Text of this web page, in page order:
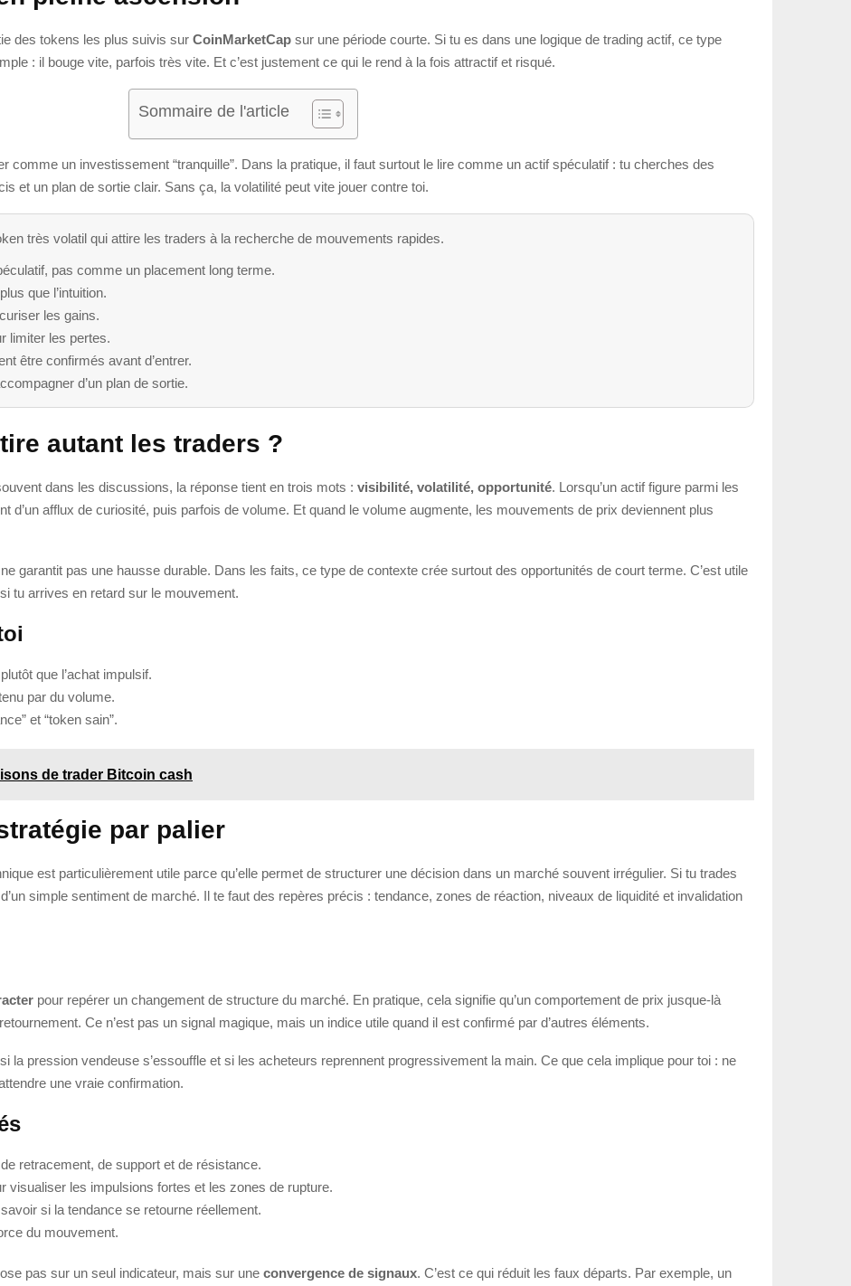
des tokens les plus suivis sur CoinMarketCap sur une période courte. Si tu es dans une logique de trading actif, ce type
: il bouge vite, parfois très vite. Et c’est justement ce qui le rend à la fois attractif et risqué.
Sommaire de l'article
comme un investissement “tranquille”. Dans la pratique, il faut surtout le lire comme un actif spéculatif : tu cherches des
et un plan de sortie clair. Sans ça, la volatilité peut vite jouer contre toi.
très volatil qui attire les traders à la recherche de mouvements rapides.
pas comme un placement long terme.
que l’intuition.
les gains.
limiter les pertes.
être confirmés avant d’entrer.
d’un plan de sortie.
autant les traders ?
dans les discussions, la réponse tient en trois mots : visibilité, volatilité, opportunité. Lorsqu’un actif figure parmi les
d’un afflux de curiosité, puis parfois de volume. Et quand le volume augmente, les mouvements de prix deviennent plus
garantit pas une hausse durable. Dans les faits, ce type de contexte crée surtout des opportunités de court terme. C’est utile
tu arrives en retard sur le mouvement.
que l’achat impulsif.
par du volume.
et “token sain”.
de trader Bitcoin cash
par palier
est particulièrement utile parce qu’elle permet de structurer une décision dans un marché souvent irrégulier. Si tu trades
simple sentiment de marché. Il te faut des repères précis : tendance, zones de réaction, niveaux de liquidité et invalidation
pour repérer un changement de structure du marché. En pratique, cela signifie qu’un comportement de prix jusque-là
Ce n’est pas un signal magique, mais un indice utile quand il est confirmé par d’autres éléments.
la pression vendeuse s’essouffle et si les acheteurs reprennent progressivement la main. Ce que cela implique pour toi : ne
une vraie confirmation.
retracement, de support et de résistance.
visualiser les impulsions fortes et les zones de rupture.
si la tendance se retourne réellement.
du mouvement.
pas sur un seul indicateur, mais sur une convergence de signaux. C’est ce qui réduit les faux départs. Par exemple, un